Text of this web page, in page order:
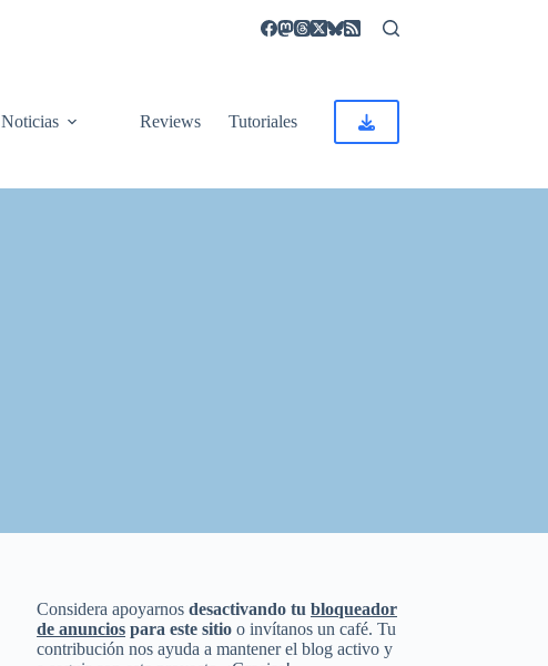
Noticias Reviews Tutoriales
Considera apoyarnosdesactivando tubloqueador
de anuncios para este sitio o invítanos un café. Tu
contribución nos ayuda a mantener el blog activo y